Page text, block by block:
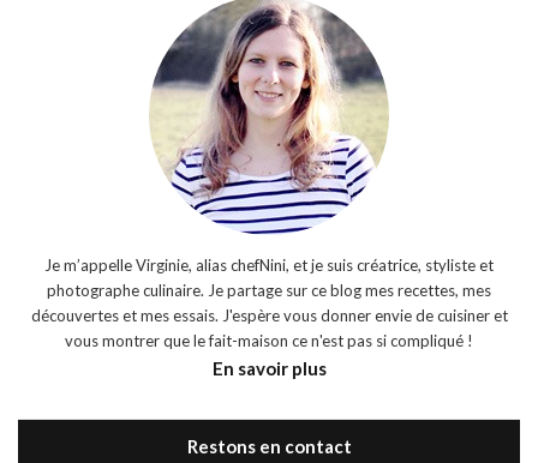
Je m’appelle Virginie, alias chefNini, et je suis créatrice, styliste et
photographe culinaire. Je partage sur ce blog mes recettes, mes
découvertes et mes essais. J'espère vous donner envie de cuisiner et
vous montrer que le fait-maison ce n'est pas si compliqué !
En savoir plus
Restons en contact